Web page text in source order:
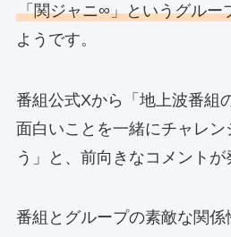
「関ジャニ∞」というグルー
ようです。
番組公式Xから「地上波番組
面白いことを一緒にチャレン
う」と、前向きなコメントが
番組とグループの素敵な関係